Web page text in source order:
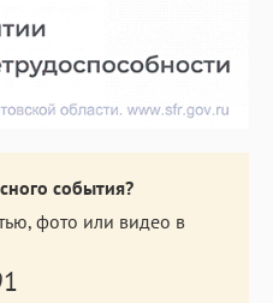
события?
фото или видео в